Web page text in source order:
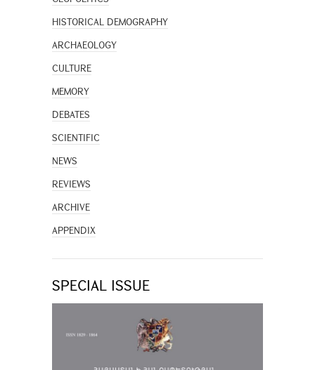
HISTORICAL DEMOGRAPHY
ARCHAEOLOGY
CULTURE
MEMORY
DEBATES
SCIENTIFIC
NEWS
REVIEWS
ARCHIVE
APPENDIX
SPECIAL ISSUE